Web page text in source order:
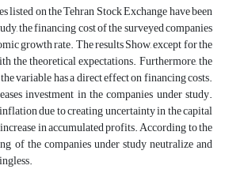
on the Tehran Stock Exchange have been
the financing cost of the surveyed companies
growth rate. The results Show, except for the
the theoretical expectations. Furthermore, the
variable has a direct effect on financing costs.
investment in the companies under study.
due to creating uncertainty in the capital
in accumulated profits. According to the
of the companies under study neutralize and